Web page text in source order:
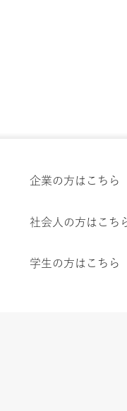
企業の方はこちら
社会人の方はこち
学生の方はこちら